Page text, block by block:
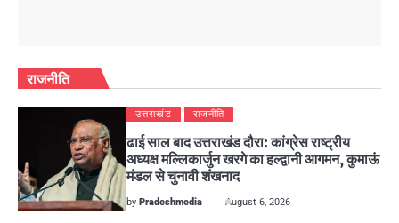
राजनीति
उत्तराखंड राजनीति
ढाई साल बाद उत्तराखंड दौरा: कांग्रेस राष्ट्रीय
अध्यक्ष मल्लिकार्जुन खरगे का हल्द्वानी आगमन, कुमाऊं
मंडल से चुनावी शंखनाद
byPradeshmedia August 6, 2026